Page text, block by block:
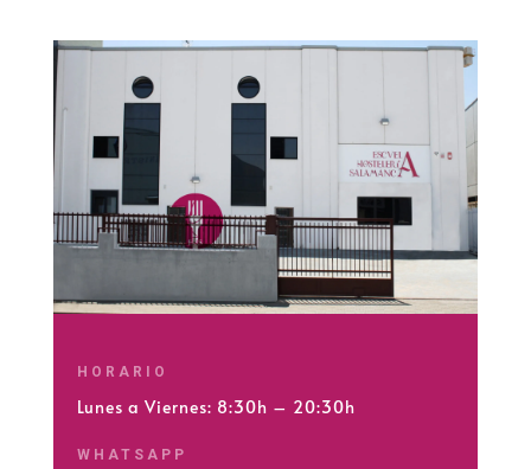
HORARIO
Lunes a Viernes: 8:30h – 20:30h
WHATSAPP